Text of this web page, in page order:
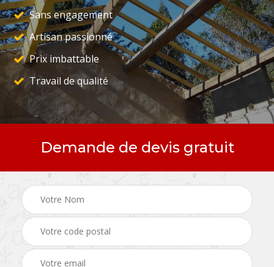
Sans engagement
Artisan passionné
Prix imbattable
Travail de qualité
Demande de devis gratuit